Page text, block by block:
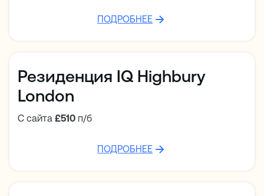
ПОДРОБНЕЕ
Резиденция IQ Highbury
London
С сайта £510 п/б
ПОДРОБНЕЕ